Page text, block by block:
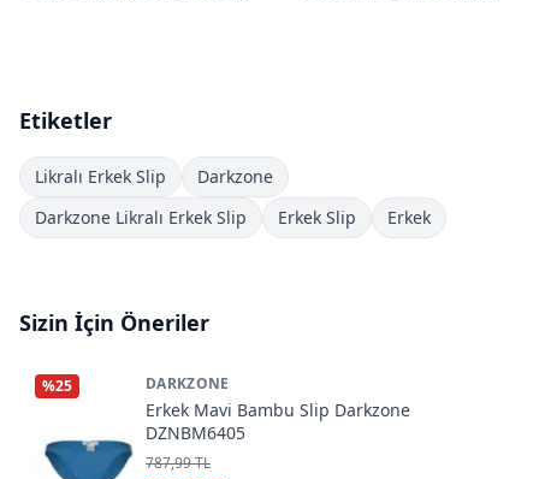
Etiketler
Likralı Erkek Slip
Darkzone
Darkzone Likralı Erkek Slip
Erkek Slip Erkek
Sizin İçin Öneriler
%25 DARKZONE
Erkek Mavi Bambu Slip Darkzone
DZNBM6405
787,99 TL